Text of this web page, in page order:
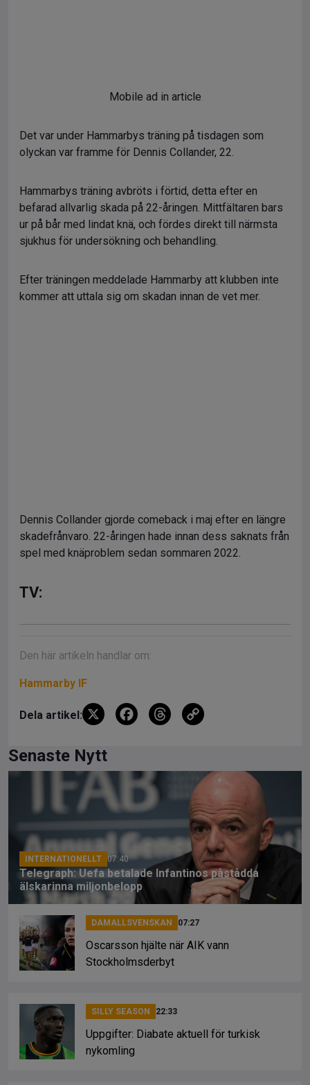
Mobile ad in article
Det var under Hammarbys träning på tisdagen som
olyckan var framme för Dennis Collander, 22.
Hammarbys träning avbröts i förtid, detta efter en
befarad allvarlig skada på 22-åringen. Mittfältaren bars
ur på bår med lindat knä, och fördes direkt till närmsta
sjukhus för undersökning och behandling.
Efter träningen meddelade Hammarby att klubben inte
kommer att uttala sig om skadan innan de vet mer.
Dennis Collander gjorde comeback i maj efter en längre
skadefrånvaro. 22-åringen hade innan dess saknats från
spel med knäproblem sedan sommaren 2022.
TV:
Den här artikeln handlar om:
Hammarby IF
Dela artikel: X
F
b
o
o
k
T
d
s
Li
n
k
Senaste Nytt
INTERNATIONELLT 07:40
Telegraph: Uefa betalade Infantinos påstådda
älskarinna miljonbelopp
DAMALLSVENSKAN 07:27
Oscarsson hjälte när AIK vann
Stockholmsderbyt
SILLY SEASON 22:33
Uppgifter: Diabate aktuell för turkisk
nykomling